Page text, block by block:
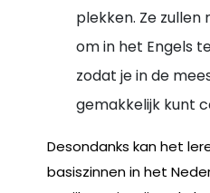
plekken. Ze zullen
om in het Engels
zodat je in de
gemakkelijk kunt
Desondanks kan het
basiszinnen in het